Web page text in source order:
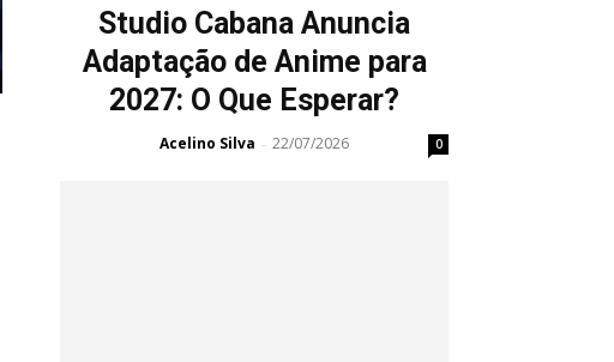
Studio Cabana Anuncia
Adaptação de Anime para
2027: O Que Esperar?
Acelino Silva - 22/07/2026 0